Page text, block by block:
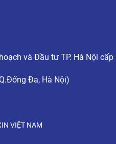
và Đầu tư TP. Hà Nội
Đa, Hà Nội)
VIỆT NAM